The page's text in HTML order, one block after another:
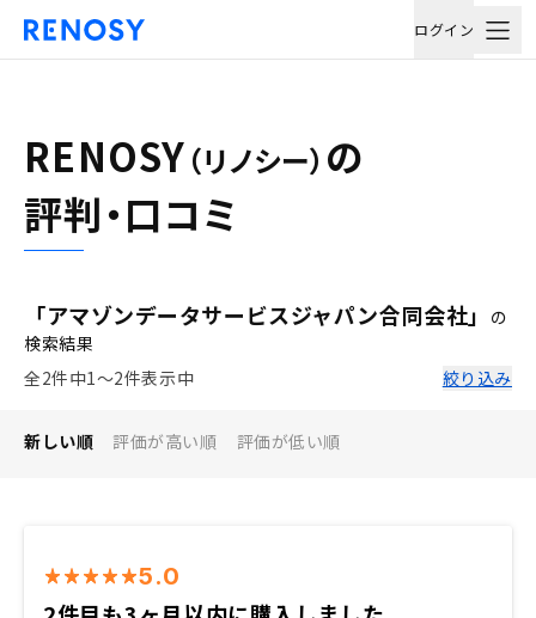
ログイン
RENOSY （リノシー） の
評判・口コミ
「アマゾンデータサービスジャパン合同会社」
の
検索結果
全2件中1〜2件表示中
絞り込み
新しい順 評価が高い順 評価が低い順
5.0